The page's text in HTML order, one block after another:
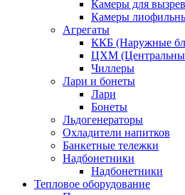
Камеры для
Камеры
Агрегаты
ККБ (Наружные
ЦХМ
Чиллеры
Лари и бонеты
Лари
Бонеты
Льдогенераторы
Охладители напитков
Банкетные тележки
Надбонетники
Надбонетники
Тепловое оборудование